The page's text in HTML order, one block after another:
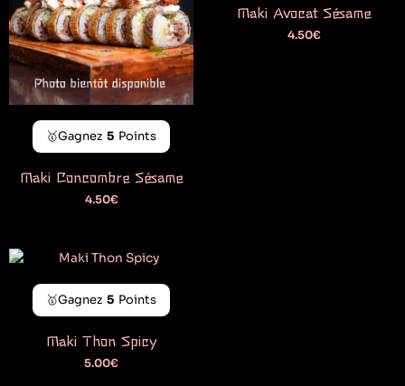
🥇Gagnez 5 Points
Maki Concombre Sésame
4.50€
Maki Avocat Sésame
4.50€
🥇Gagnez 5 Points
Maki Thon Spicy
5.00€